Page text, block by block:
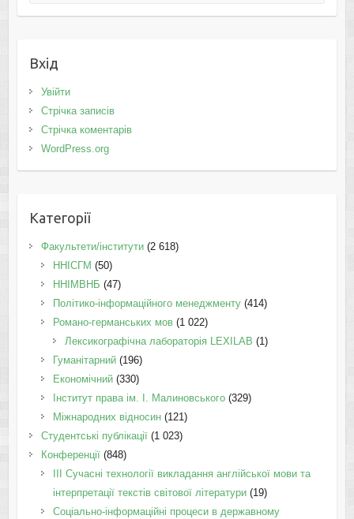
Вхід
Увійти
Стрічка записів
Стрічка коментарів
WordPress.org
Категорії
Факультети/інститути(2 618)
ННІСГМ (50)
ННІМВНБ (47)
Політико-інформаційного менеджменту(414)
Романо-германських мов(1 022)
Лексикографічна лабораторія LEXILAB (1)
Гуманітарний(196)
Економічний(330)
Інститут права ім. І. Малиновського(329)
Міжнародних відносин(121)
Студентські публікації(1 023)
Конференції(848)
III Сучасні технології викладання англійської мови та
інтерпретації текстів світової літератури(19)
Соціально-інформаційні процеси в державному